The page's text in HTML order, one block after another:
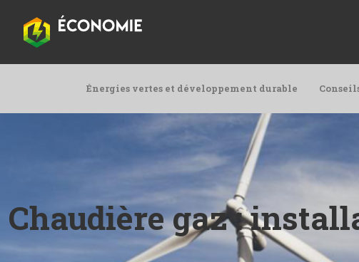
Énergies vertes et développement durable
Chaudière gaz :